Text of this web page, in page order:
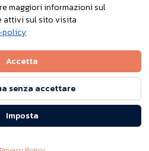
maggiori informazioni sul
attivi sul sito visita
policy
Accetta
senza accettare
Imposta
/
e valori
Seguici su